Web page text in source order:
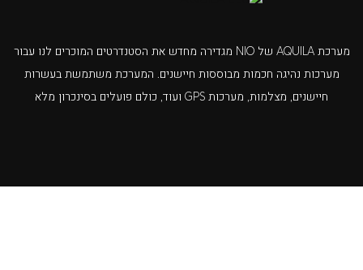
מערכת AQUILA של NIO מגדירה מחדש את הסטנדרטים המוכרים לנו עבור
מערכות נהיגה חכמות מבוססות חיישנים. המערכת משתמשת בעשרות
חיישנים, מצלמות, מערכות GPS ועוד, כולם פועלים בסינכרון מלא